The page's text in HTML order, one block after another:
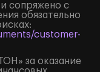
сопряжено с
обязательно
customer-
за оказание